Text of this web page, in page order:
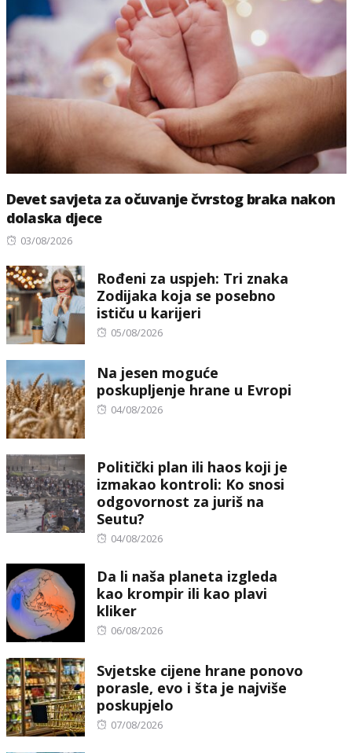
Devet savjeta za očuvanje čvrstog braka nakon
dolaska djece
Posted
03/08/2026
Rođeni za uspjeh: Tri znaka
Zodijaka koja se posebno
ističu u karijeri
Posted
05/08/2026
Na jesen moguće
poskupljenje hrane u Evropi
Posted
04/08/2026
Politički plan ili haos koji je
izmakao kontroli: Ko snosi
odgovornost za juriš na
Seutu?
Posted
04/08/2026
Da li naša planeta izgleda
kao krompir ili kao plavi
kliker
Posted
06/08/2026
Svjetske cijene hrane ponovo
porasle, evo i šta je najviše
poskupjelo
Posted
07/08/2026